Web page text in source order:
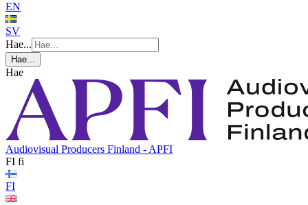
EN
SV
Hae...
Hae...
Hae
Audiovisual Producers Finland - APFI
FI fi
FI